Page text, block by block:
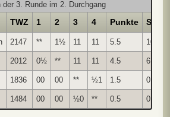
3. Runde im 2. Durchgang
TWZ 1 2 3 4 Punkte
2147 ** 1½ 11 11 5.5 10.75
2012 0½ ** 11 11 4.5 6.75
1836 00 00 ** ½1 1.5 0.75
1484 00 00 ½0 ** 0.5 0.75